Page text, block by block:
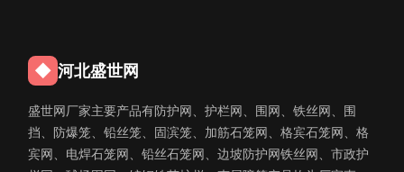
◆ 河北盛世网
盛世网厂家主要产品有防护网、护栏网、围网、铁丝网、围
挡、防爆笼、铅丝笼、固滨笼、加筋石笼网、格宾石笼网、格
宾网、电焊石笼网、铅丝石笼网、边坡防护网铁丝网、市政护